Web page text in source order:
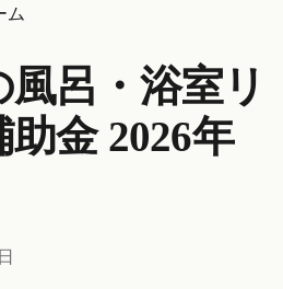
ム
風呂・浴室リ
助金 2026年